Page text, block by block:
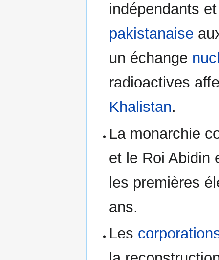
indépendants
pakistanaise
un échange
radioactives
Khalistan.
La monarchie
et le Roi Abidin
les premières
ans.
Les